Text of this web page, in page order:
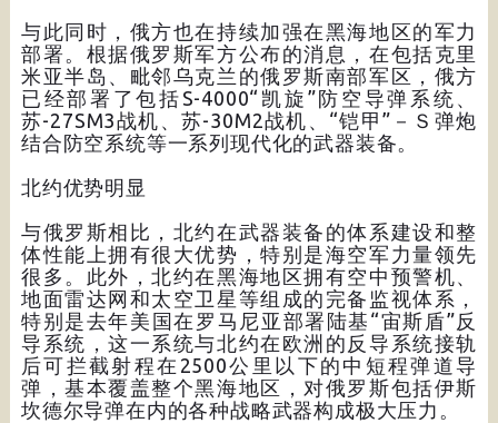
与此同时，俄方也在持续加强在黑海地区的军力
部署。根据俄罗斯军方公布的消息，在包括克里
米亚半岛、毗邻乌克兰的俄罗斯南部军区，俄方
已经部署了包括S-4000“凯旋”防空导弹系统、
苏-27SM3战机、苏-30M2战机、“铠甲”－Ｓ弹炮
结合防空系统等一系列现代化的武器装备。
北约优势明显
与俄罗斯相比，北约在武器装备的体系建设和整
体性能上拥有很大优势，特别是海空军力量领先
很多。此外，北约在黑海地区拥有空中预警机、
地面雷达网和太空卫星等组成的完备监视体系，
特别是去年美国在罗马尼亚部署陆基“宙斯盾”反
导系统，这一系统与北约在欧洲的反导系统接轨
后可拦截射程在2500公里以下的中短程弹道导
弹，基本覆盖整个黑海地区，对俄罗斯包括伊斯
坎德尔导弹在内的各种战略武器构成极大压力。